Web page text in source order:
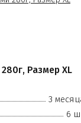
Размер XL
3
6